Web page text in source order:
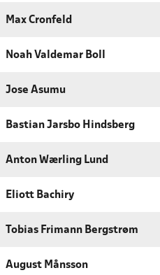
Max Cronfeld
Noah Valdemar Boll
Jose Asumu
Bastian Jarsbo Hindsberg
Anton Wærling Lund
Eliott Bachiry
Tobias Frimann Bergstrøm
August Månsson